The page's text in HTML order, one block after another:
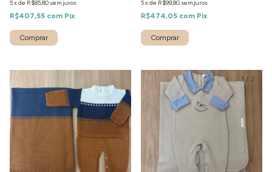
5xde R$85,80 sem juros
R$407,55 com Pix
Comprar
5xde R$99,80 sem juros
R$474,05 com Pix
Comprar
1 / 2